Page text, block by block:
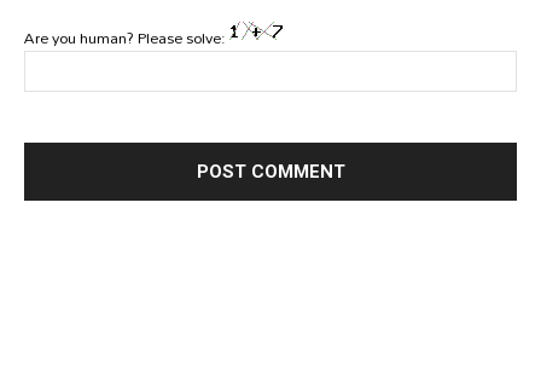
Are you human? Please solve: